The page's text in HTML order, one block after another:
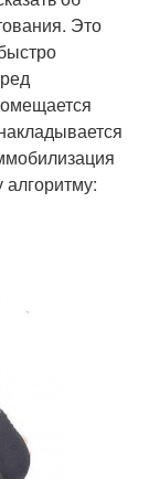
Это
алгоритму: